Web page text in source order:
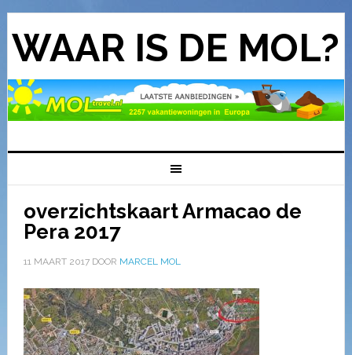
WAAR IS DE MOL?
overzichtskaart Armacao de
Pera 2017
11 MAART 2017DOOR MARCEL MOL